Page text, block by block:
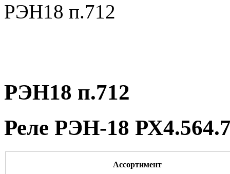
РЭН18 п.712
РЭН18 п.712
Реле РЭН-18
Ассортимент